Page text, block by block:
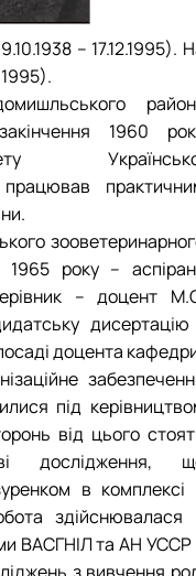
– 17.12.1995).
1960
працював
1965 року –
– доцент
дисертацію
доцента
під
від цього
дослідження,
в комплексі
здійснювалася
ВАСГНІЛ та АН УССР